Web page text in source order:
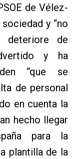
de Vélez-
y “no
deteriore de
y ha
“que se
de personal
en cuenta la
hecho llegar
para la
plantilla de la